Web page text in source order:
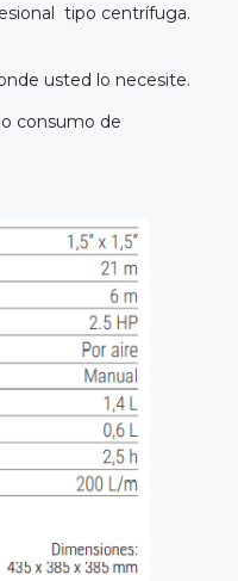
tipo centrífuga.
usted lo necesite.
consumo de